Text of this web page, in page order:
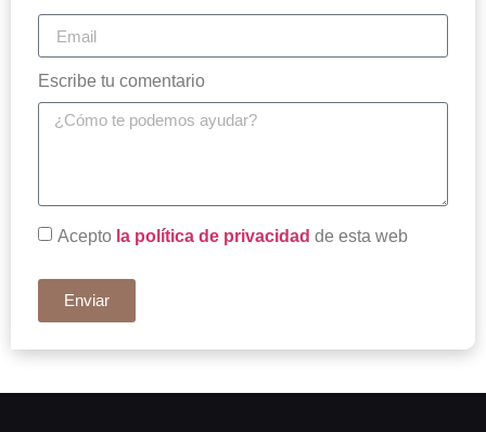
Escribe tu comentario
Acepto la política de privacidad de esta web
Enviar